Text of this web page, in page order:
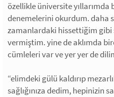
özellikle üniversite
denemelerini okurdum. daha
zamanlardaki hissettiğim gibi
vermiştim. yine de aklımda
cümleleri var ve yer yer de
“elimdeki gülü kaldırıp
sağlığınıza dedim, hepinizin